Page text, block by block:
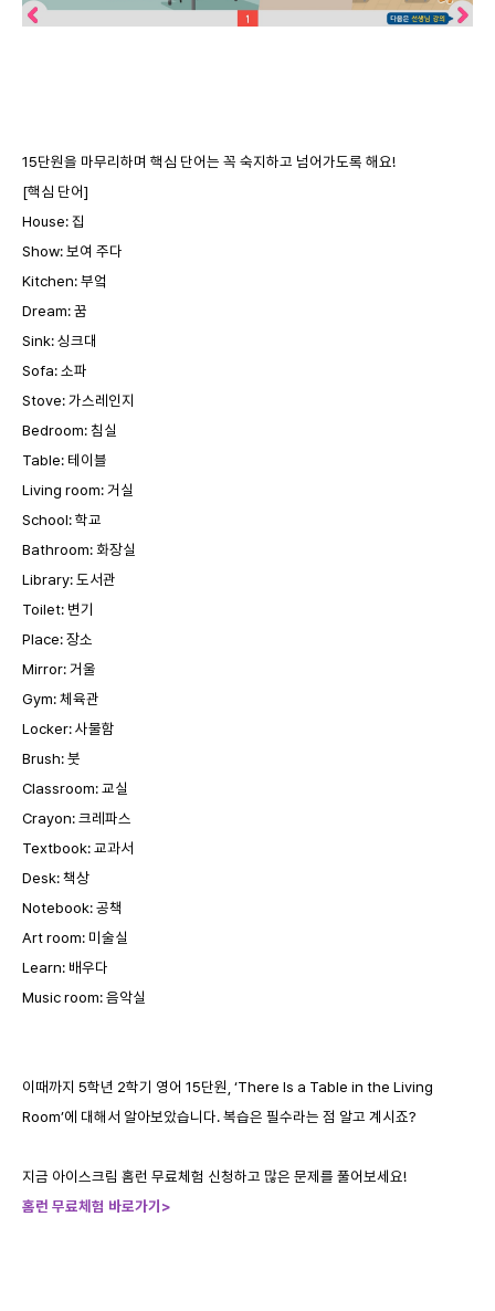
15단원을 마무리하며 핵심 단어는 꼭 숙지하고 넘어가도록 해요!
[핵심 단어]
House:집
Show: 보여 주다
Kitchen:부엌
Dream:꿈
Sink:싱크대
Sofa: 소파
Stove:가스레인지
Bedroom: 침실
Table: 테이블
Living room:거실
School:학교
Bathroom:화장실
Library: 도서관
Toilet: 변기
Place:장소
Mirror:거울
Gym:체육관
Locker:사물함
Brush:붓
Classroom:교실
Crayon:크레파스
Textbook:교과서
Desk:책상
Notebook:공책
Art room: 미술실
Learn: 배우다
Music room:음악실
이때까지 5학년 2학기 영어 15단원, ‘There Is a Table in the Living
Room’에 대해서 알아보았습니다. 복습은 필수라는 점 알고 계시죠?
지금 아이스크림 홈런 무료체험 신청하고 많은 문제를 풀어보세요!
홈런 무료체험 바로가기>